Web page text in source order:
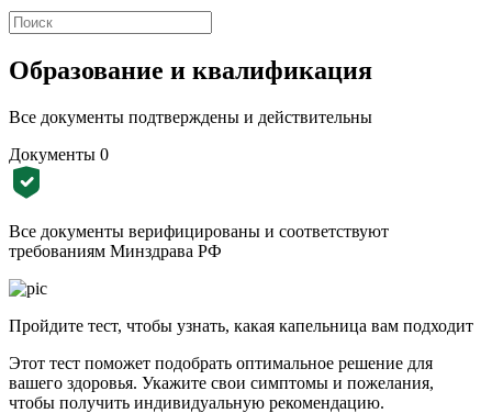
Образование и квалификация
Все документы подтверждены и действительны
Документы 0
Все документы верифицированы и соответствуют
требованиям Минздрава РФ
Пройдите тест, чтобы узнать, какая капельница вам подходит
Этот тест поможет подобрать оптимальное решение для
вашего здоровья. Укажите свои симптомы и пожелания,
чтобы получить индивидуальную рекомендацию.